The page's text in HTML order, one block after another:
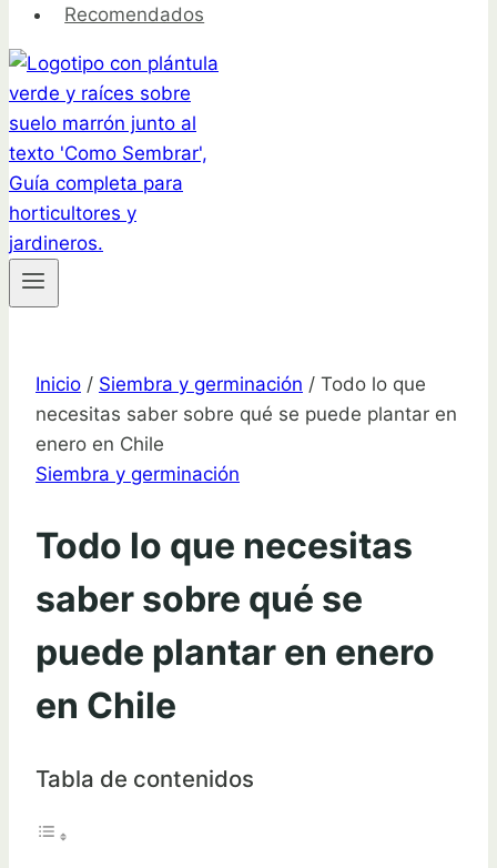
Recomendados
Inicio / Siembra y germinación / Todo lo que
necesitas saber sobre qué se puede plantar en
enero en Chile
Siembra y germinación
Todo lo que necesitas
saber sobre qué se
puede plantar en enero
en Chile
Tabla de contenidos